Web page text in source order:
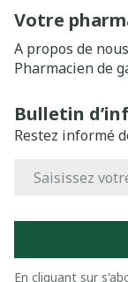
Votre
A propos de nous
Pharmacien de
Bulletin
Restez informé
En cliquant sur